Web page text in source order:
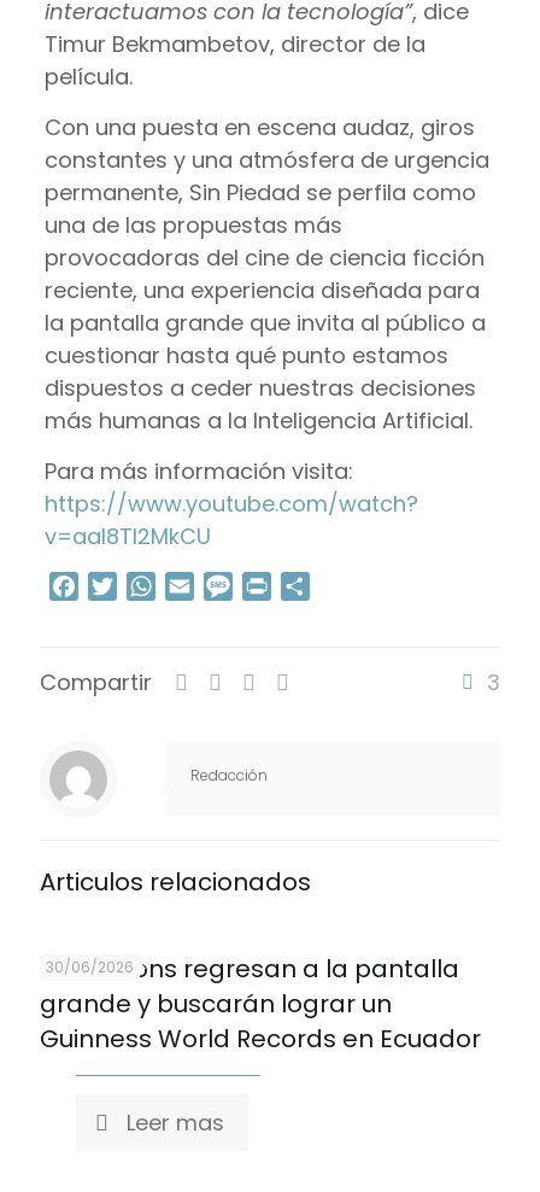
interactuamos con la tecnología”, dice
Timur Bekmambetov, director de la
película.
Con una puesta en escena audaz, giros
constantes y una atmósfera de urgencia
permanente, Sin Piedad se perfila como
una de las propuestas más
provocadoras del cine de ciencia ficción
reciente, una experiencia diseñada para
la pantalla grande que invita al público a
cuestionar hasta qué punto estamos
dispuestos a ceder nuestras decisiones
más humanas a la Inteligencia Artificial.
Para más información visita:
https://www.youtube.com/watch?
v=aal8TI2MkCU
Facebook
TwitterWhatsApp
Email Message
Print
Compartir 3
Redacción
Articulos relacionados
30/06/2026
Los Minions regresan a la pantalla
grande y buscarán lograr un
Guinness World Records en Ecuador
Leer mas